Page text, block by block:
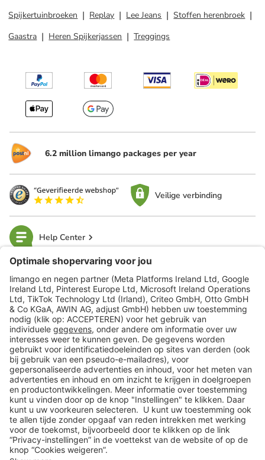
Spijkertuinbroeken
Replay Lee Jeans
Stoffen herenbroek
Gaastra
Heren Spijkerjassen Treggings
6.2 million limango packages per year
Veilige verbinding
Help Center
limango
Veilig winkelen
Klantenservice
Shop
Acties